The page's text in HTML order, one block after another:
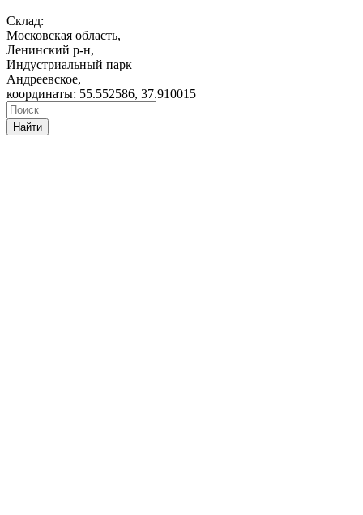
Склад:
Московская область,
Ленинский р-н,
Индустриальный парк
Андреевское,
координаты: 55.552586, 37.910015
Найти